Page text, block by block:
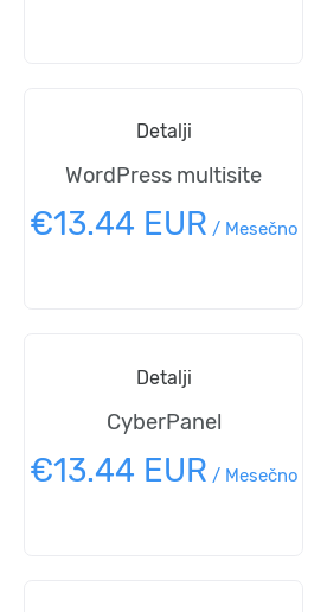
Detalji
WordPress multisite
€13.44 EUR / Mesečno
Detalji
CyberPanel
€13.44 EUR / Mesečno